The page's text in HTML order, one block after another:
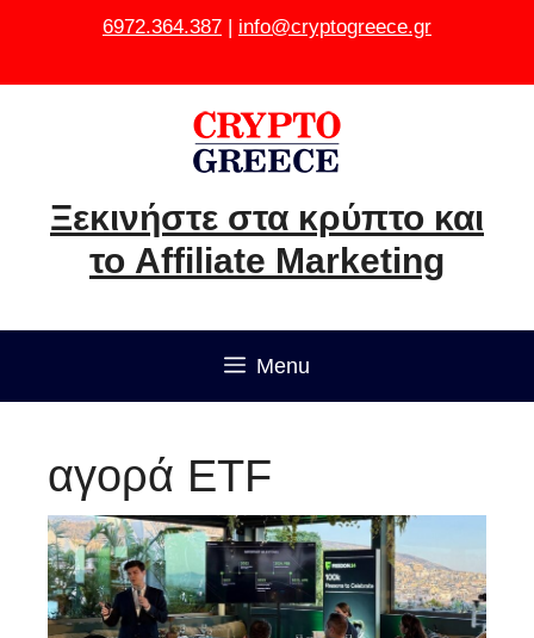
6972.364.387 | info@cryptogreece.gr
Ξεκινήστε στα κρύπτο και
το Affiliate Marketing
Menu
αγορά ETF